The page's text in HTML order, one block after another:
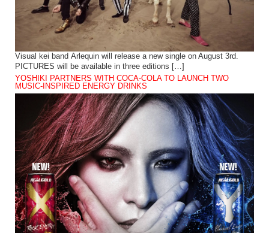
Visual kei band Arlequin will release a new single on August 3rd.
PICTURES will be available in three editions […]
YOSHIKI PARTNERS WITH COCA-COLA TO LAUNCH TWO
MUSIC-INSPIRED ENERGY DRINKS